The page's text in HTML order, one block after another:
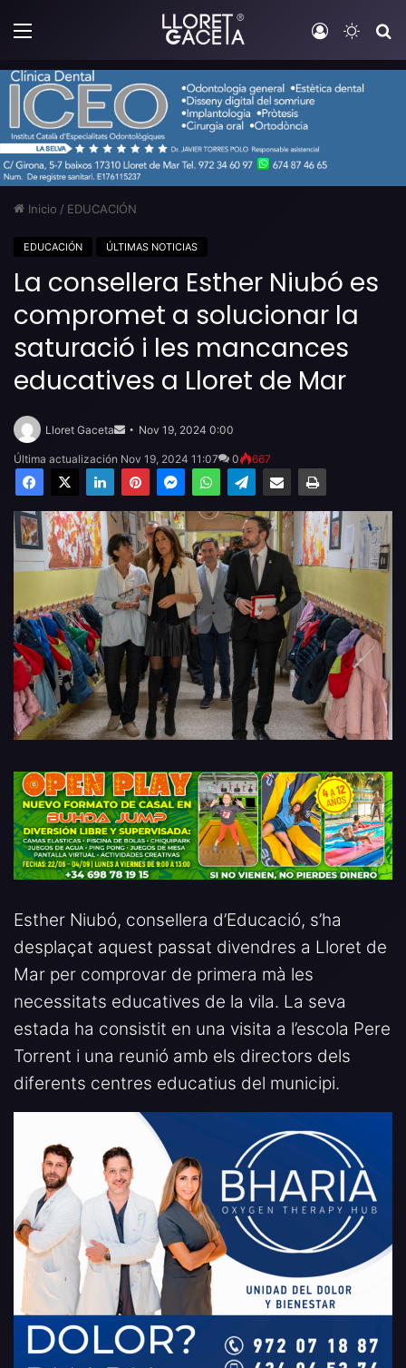
Menú Iniciar
Inicio / EDUCACIÓN
EDUCACIÓN ÚLTIMAS NOTICIAS
La consellera Esther Niubó es
compromet a solucionar la
saturació i les mancances
educatives a Lloret de Mar
Lloret Gaceta
email
Nov 19, 2024 0:00
Última actualización Nov 19, 2024 11:07 0 667
Facebook
X LinkedInPinterestMessengerWhatsAppTelegramCompartir por email Imprimir
Esther Niubó, consellera d’Educació, s’ha
desplaçat aquest passat divendres a Lloret de
Mar per comprovar de primera mà les
necessitats educatives de la vila. La seva
estada ha consistit en una visita a l’escola Pere
Torrent i una reunió amb els directors dels
diferents centres educatius del municipi.